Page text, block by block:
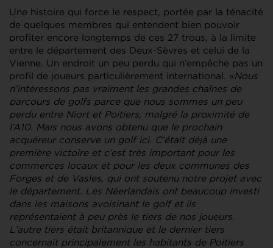
Une histoire qui force le respect, portée par la ténacité
de quelques membres qui entendent bien pouvoir
profiter encore longtemps de ces 27 trous, à la limite
entre le département des Deux-Sèvres et celui de la
Vienne. Un endroit un peu perdu qui n’empêche pas un
profil de joueurs particulièrement international. «Nous
n’intéressons pas vraiment les grandes chaînes de
parcours de golfs parce que nous sommes un peu
perdu entre Niort et Poitiers, malgré la proximité de
l’A10. Mais nous avons obtenu que le prochain
acquéreur conserve un golf ici. C’était déjà une
première victoire et c’est très important pour les
commerces locaux et pour les deux communes des
Forges et de Vasles, qui ont soutenu notre projet avec
le département. Les Néerlandais ont beaucoup investi
dans les maisons avoisinant le golf et ils
représentaient à peu près le tiers de nos joueurs.
L’autre tiers était britannique et le dernier tiers
concernait principalement les habitants de Poitiers